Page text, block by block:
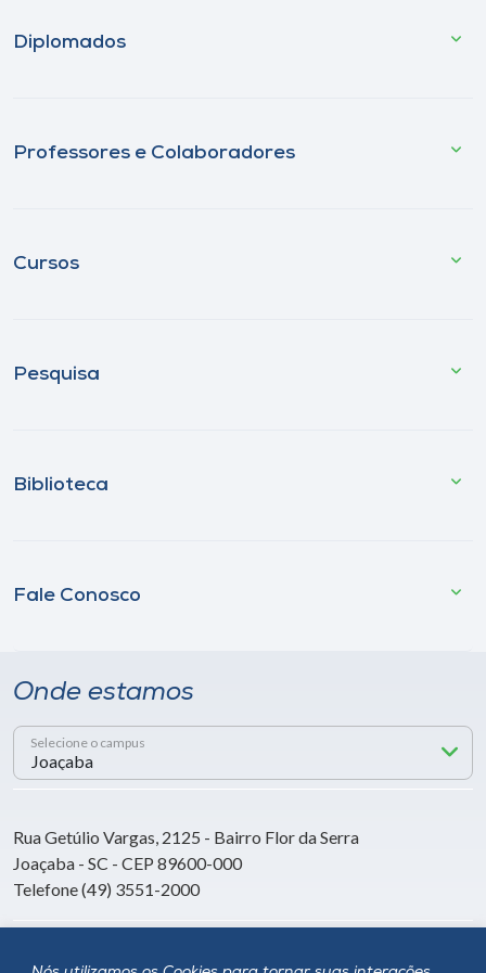
Diplomados
Professores e Colaboradores
Cursos
Pesquisa
Biblioteca
Fale Conosco
Onde estamos
Selecione o campus
Rua Getúlio Vargas, 2125 - Bairro Flor da Serra
Joaçaba - SC - CEP 89600-000
Telefone (49) 3551-2000
Siga a Unoesc